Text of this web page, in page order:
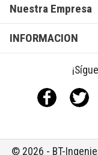
Nuestra Empresa
INFORMACION
Facebook
© 2026 - BT-